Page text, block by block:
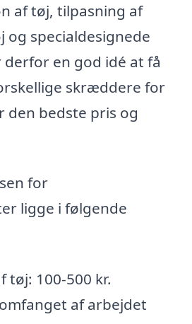
af tøj, tilpasning af
specialdesignede
derfor en god idé at få
skræddere for
den bedste pris og
for
ligge i følgende
tøj: 100-500 kr.
af arbejdet